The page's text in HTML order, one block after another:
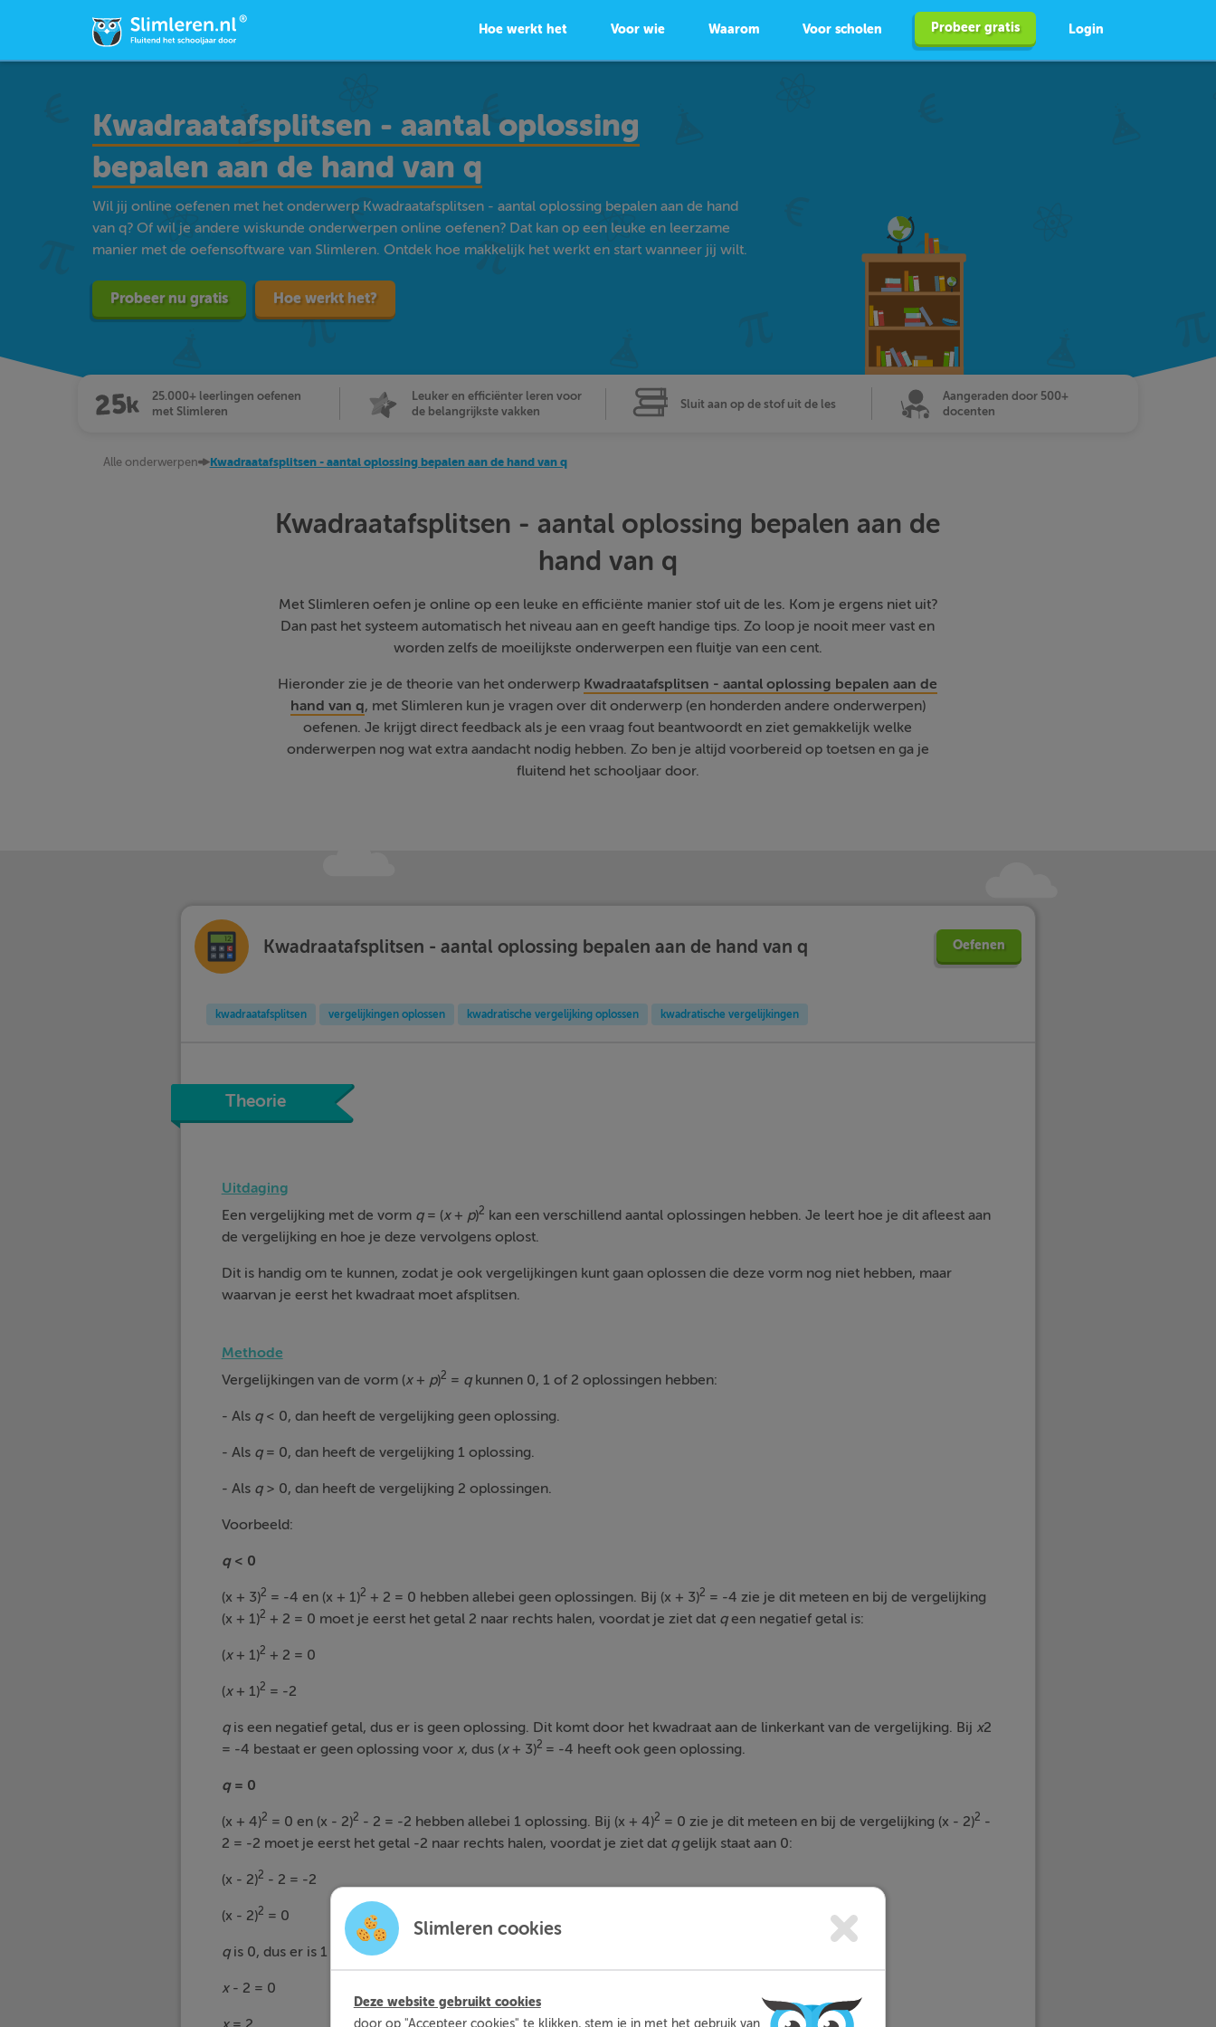
Hoe werkt het Voor wie Waarom Voor scholen Probeer gratis Login
Kwadraatafsplitsen - aantal oplossing
bepalen aan de hand van q
Wil jij online oefenen met het onderwerp Kwadraatafsplitsen - aantal oplossing bepalen aan de hand
van q? Of wil je andere wiskunde onderwerpen online oefenen? Dat kan op een leuke en leerzame
manier met de oefensoftware van Slimleren. Ontdek hoe makkelijk het werkt en start wanneer jij wilt.
Probeer nu gratis Hoe werkt het?
25.000+ leerlingen oefenen
met Slimleren
Leuker en efficiënter leren voor
de belangrijkste vakken
Sluit aan op de stof uit de les
Aangeraden door 500+
docenten
Alle onderwerpen Kwadraatafsplitsen - aantal oplossing bepalen aan de hand van q
Kwadraatafsplitsen - aantal oplossing bepalen aan de
hand van q
Met Slimleren oefen je online op een leuke en efficiënte manier stof uit de les. Kom je ergens niet uit?
Dan past het systeem automatisch het niveau aan en geeft handige tips. Zo loop je nooit meer vast en
worden zelfs de moeilijkste onderwerpen een fluitje van een cent.
Hieronder zie je de theorie van het onderwerp Kwadraatafsplitsen - aantal oplossing bepalen aan de
hand van q, met Slimleren kun je vragen over dit onderwerp (en honderden andere onderwerpen)
oefenen. Je krijgt direct feedback als je een vraag fout beantwoordt en ziet gemakkelijk welke
onderwerpen nog wat extra aandacht nodig hebben. Zo ben je altijd voorbereid op toetsen en ga je
fluitend het schooljaar door.
Kwadraatafsplitsen - aantal oplossing bepalen aan de hand van q Oefenen
kwadraatafsplitsen vergelijkingen oplossen kwadratische vergelijking oplossen kwadratische vergelijkingen
Theorie
Uitdaging
Een vergelijking met de vorm q= (x + p)2 kan een verschillend aantal oplossingen hebben. Je leert hoe je dit afleest aan
de vergelijking en hoe je deze vervolgens oplost.
Dit is handig om te kunnen, zodat je ook vergelijkingen kunt gaan oplossen die deze vorm nog niet hebben, maar
waarvan je eerst het kwadraat moet afsplitsen.
Methode
Vergelijkingen van de vorm (x+ p)2 = q kunnen 0, 1 of 2 oplossingen hebben:
- Als q < 0, dan heeft de vergelijking geen oplossing.
- Als q = 0, dan heeft de vergelijking 1 oplossing.
- Als q > 0, dan heeft de vergelijking 2 oplossingen.
Voorbeeld:
q < 0
(x + 3)2 = -4 en (x + 1)2 + 2 = 0 hebben allebei geen oplossingen. Bij (x + 3)2 = -4 zie je dit meteen en bij de vergelijking
(x + 1)2 + 2 = 0 moet je eerst het getal 2 naar rechts halen, voordat je ziet dat qeen negatief getal is:
(x + 1)2 + 2 = 0
(x + 1)2 = -2
q is een negatief getal, dus er is geen oplossing. Dit komt door het kwadraat aan de linkerkant van de vergelijking. Bij x2
= -4 bestaat er geen oplossing voor x, dus (x+ 3)2 = -4 heeft ook geen oplossing.
q = 0
(x + 4)2 = 0 en (x - 2)2 - 2 = -2 hebben allebei 1 oplossing. Bij (x + 4)2 = 0 zie je dit meteen en bij de vergelijking (x - 2)2 -
2 = -2 moet je eerst het getal -2 naar rechts halen, voordat je ziet dat qgelijk staat aan 0:
(x - 2)2 - 2 = -2
(x - 2)2 = 0
q is 0, dus er is 1 oplossing:
x- 2 = 0
Slimleren cookies
Deze website gebruikt cookies
door op "Accepteer cookies" te klikken, stem je in met het gebruik van